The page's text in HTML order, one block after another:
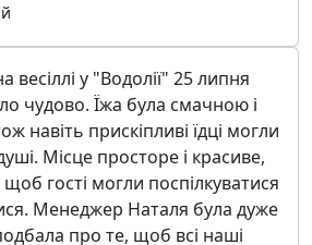
весіллі у "Водолії" 25 липня
чудово. Їжа була смачною і
навіть прискіпливі їдці могли
Місце просторе і красиве,
гості могли поспілкуватися
Менеджер Наталя була дуже
про те, щоб всі наші